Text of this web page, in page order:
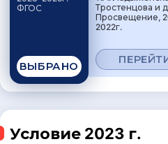
ФГОС
ВЫБРАНО
Тростенцова и
Просвещение,
2022г.
Условие 2023 г.